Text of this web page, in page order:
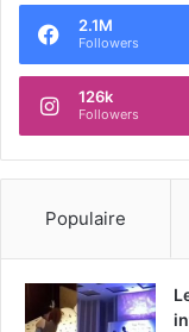
2.1M
Followers
126k
Followers
Populaire